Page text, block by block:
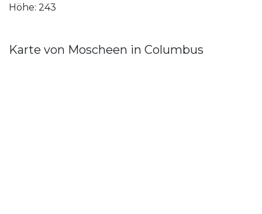
Höhe: 243
Karte von Moscheen in Columbus